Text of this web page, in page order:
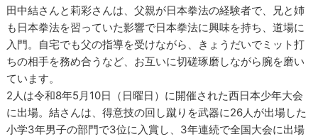
田中結さんと莉彩さんは、父親が日本拳法の経験者で、兄と姉
も日本拳法を習っていた影響で日本拳法に興味を持ち、道場に
入門。自宅でも父の指導を受けながら、きょうだいでミット打
ちの相手を務め合うなど、お互いに切磋琢磨しながら腕を磨い
ています。
2人は令和8年5月10日（日曜日）に開催された西日本少年大会
に出場。結さんは、得意技の回し蹴りを武器に26人が出場した
小学3年男子の部門で3位に入賞し、3年連続で全国大会に出場